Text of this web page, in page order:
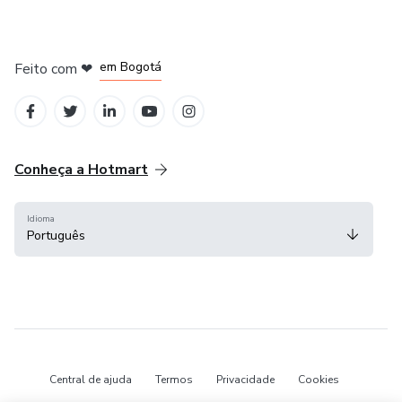
Feito com ❤ em Bogotá
Conheça a Hotmart
Idioma
Português
Central de ajuda Termos Privacidade Cookies